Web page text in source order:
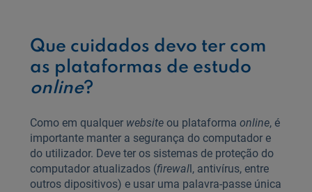
Que cuidados devo ter com
as plataformas de estudo
online?
Como em qualquer websiteou plataforma online, é
importante manter a segurança do computador e
do utilizador. Deve ter os sistemas de proteção do
computador atualizados (firewall, antivírus, entre
outros dipositivos) e usar uma palavra-passe única